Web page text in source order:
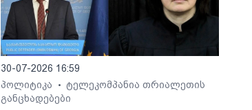
30-07-2026 16:59
პოლიტიკა
•
ტელეკომპანია თრიალეთის
განცხადებები